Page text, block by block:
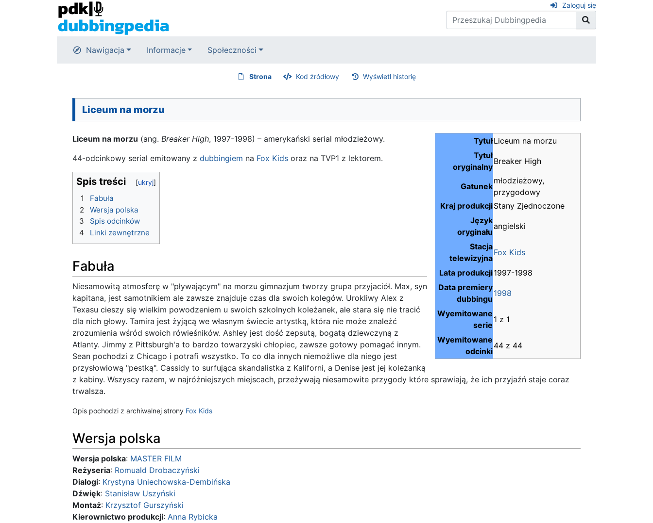
Zaloguj się
Nawigacja Informacje Społeczności
Strona Kod źródłowy Wyświetl historię
Liceum na morzu
TytułLiceum na morzu
Tytuł
oryginalny
Breaker High
Gatunek
młodzieżowy,
przygodowy
Kraj produkcjiStany Zjednoczone
Język
oryginału
angielski
Stacja
telewizyjna
Fox Kids
Lata produkcji1997-1998
Data premiery
dubbingu
1998
Wyemitowane
serie
1 z 1
Wyemitowane
odcinki
44 z 44
Liceum na morzu (ang. Breaker High, 1997-1998) – amerykański serial młodzieżowy.
44-odcinkowy serial emitowany z dubbingiem na Fox Kids oraz na TVP1 z lektorem.
Spis treści
1
Fabuła
2
Wersja polska
3
Spis odcinków
4
Linki zewnętrzne
Fabuła
Niesamowitą atmosferę w "pływającym" na morzu gimnazjum tworzy grupa przyjaciół. Max, syn
kapitana, jest samotnikiem ale zawsze znajduje czas dla swoich kolegów. Urokliwy Alex z
Texasu cieszy się wielkim powodzeniem u swoich szkolnych koleżanek, ale stara się nie tracić
dla nich głowy. Tamira jest żyjącą we własnym świecie artystką, która nie może znaleźć
zrozumienia wśród swoich rówieśników. Ashley jest dość zepsutą, bogatą dziewczyną z
Atlanty. Jimmy z Pittsburgh'a to bardzo towarzyski chłopiec, zawsze gotowy pomagać innym.
Sean pochodzi z Chicago i potrafi wszystko. To co dla innych niemożliwe dla niego jest
przysłowiową "pestką". Cassidy to surfująca skandalistka z Kaliforni, a Denise jest jej koleżanką
z kabiny. Wszyscy razem, w najróżniejszych miejscach, przeżywają niesamowite przygody które sprawiają, że ich przyjaźń staje coraz
trwalsza.
Opis pochodzi z archiwalnej strony Fox Kids
Wersja polska
Wersja polska: MASTER FILM
Reżyseria: Romuald Drobaczyński
Dialogi: Krystyna Uniechowska-Dembińska
Dźwięk: Stanisław Uszyński
Montaż: Krzysztof Gurszyński
Kierownictwo produkcji: Anna Rybicka